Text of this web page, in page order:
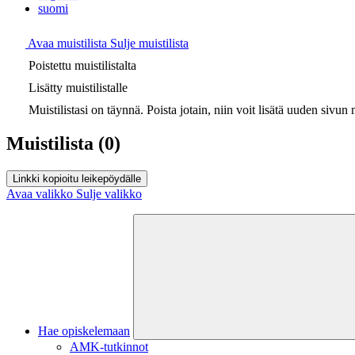
suomi
Avaa muistilista Sulje muistilista
Poistettu muistilistalta
Lisätty muistilistalle
Muistilistasi on täynnä. Poista jotain, niin voit lisätä uuden sivun
Muistilista (0)
Linkki kopioitu leikepöydälle
Avaa valikko Sulje valikko
Hae opiskelemaan
AMK-tutkinnot